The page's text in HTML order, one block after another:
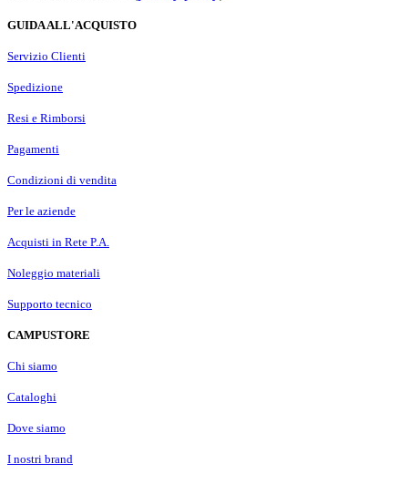
GUIDA ALL'ACQUISTO
Servizio Clienti
Spedizione
Resi e Rimborsi
Pagamenti
Condizioni di vendita
Per le aziende
Acquisti in Rete P.A.
Noleggio materiali
Supporto tecnico
CAMPUSTORE
Chi siamo
Cataloghi
Dove siamo
I nostri brand